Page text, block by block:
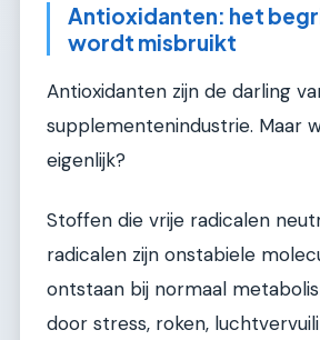
Antioxidanten: het
wordt misbruikt
Antioxidanten zijn de darling
supplementenindustrie. Maar
eigenlijk?
Stoffen die vrije radicalen
radicalen zijn onstabiele
ontstaan bij normaal
door stress, roken,